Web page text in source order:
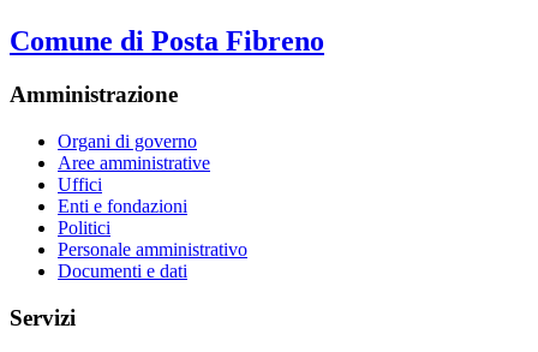
Comune di Posta Fibreno
Amministrazione
Organi di governo
Aree amministrative
Uffici
Enti e fondazioni
Politici
Personale amministrativo
Documenti e dati
Servizi